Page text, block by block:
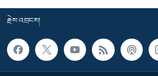
རྗེས་འབྲངས།